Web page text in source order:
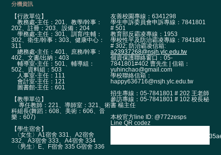
位
成
果
生
導
生
資
分機資訊
【行政單位】
教務處-主任：201、教學/幹事：
202、註冊：203、設備：204
學務處-主任：301、訓育/生輔：
302、衛生/幹事：303、健康中心：
311
總務處-主任：401、庶務/幹事：
402、文書/出納：403
輔導室-主任：501、輔導組：
502、資料組：503
人事室-主任：111
會計室-主任：121
圖書館-主任：601
【教學單位】
專任教師：221、導師室：321、術
科組長(舞蹈：608、美術：606、音
樂：607)
【學生宿舍】
〈女生〉A1宿舍 331、A2宿舍
332、A3宿舍 333、A4宿舍 334
〈男生〉E、F宿舍 335 G宿舍 336
友善校園專線：6341298
學生申訴委員會申訴專線：7841801
# 501
教育部反霸凌專線：1953
學校性平及防治霸凌專線：7841801
# 302; 防治霸凌信箱:
a23937268@nsjh.ylc.edu.tw
個資保護聯絡窗口：05-
7841801#402 曹先生 | 信箱：
yuhinchao@gmail.com
學校聯絡信箱：
happy636716@nsjh.ylc.edu.tw
招生專線：05-7841801 # 202 王老師
參訪專線：05-7841801 # 102 校長秘
書 楊主任
本校官方line ID: @772zesps
Line QR codez